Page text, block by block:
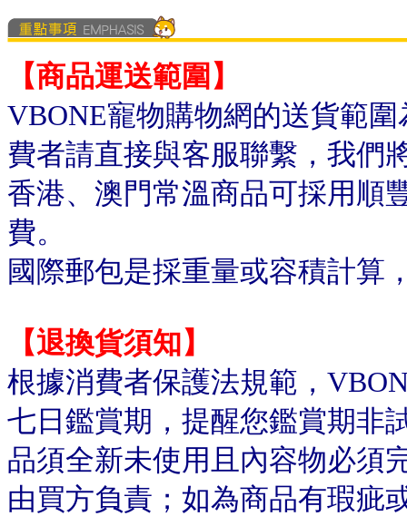
【商品運送範圍】
VBONE寵物購物網的送貨範
費者請直接與客服聯繫，我們
香港、澳門常溫商品可採用順
費。
國際郵包是採重量或容積計
【退換貨須知】
根據消費者保護法規範，
七日鑑賞期，提醒您鑑賞期非
品須全新未使用且內容物必須
由買方負責；如為商品有瑕疵